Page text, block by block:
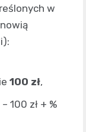
w
100 zł,
– 100 zł + %